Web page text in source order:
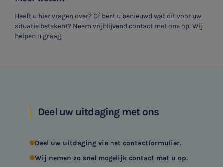
Heeft u hier vragen over? Of bent u benieuwd wat dit voor uw
situatie betekent? Neem vrijblijvend contact met ons op. Wij
helpen u graag.
Deel uw uitdaging met ons
Deel uw uitdaging via het contactformulier.
Wij nemen zo snel mogelijk contact met u op.